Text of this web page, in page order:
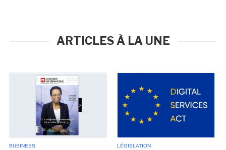
ARTICLES À LA UNE
BUSINESS LÉGISLATION